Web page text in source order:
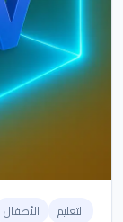
التعليم الأطفال